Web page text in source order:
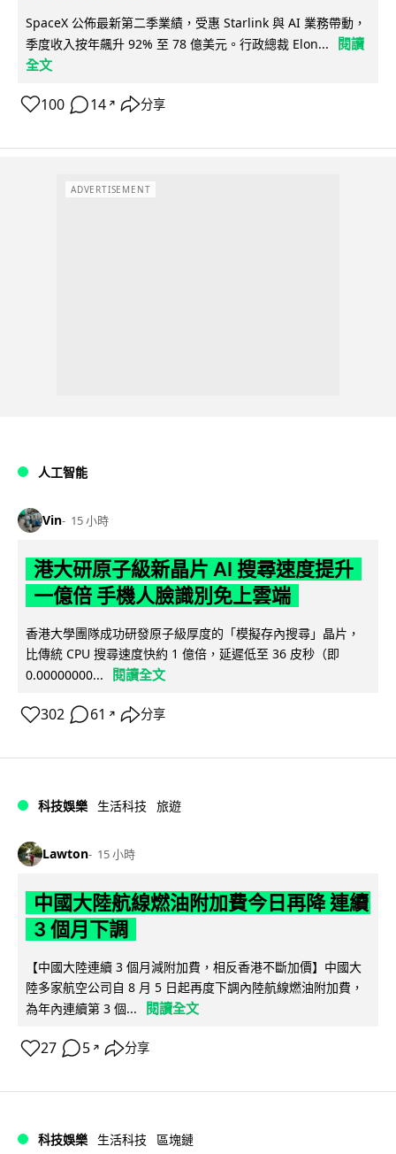
SpaceX 公佈最新第二季業績，受惠 Starlink 與 AI 業務帶動，
季度收入按年飆升 92% 至 78 億美元。行政總裁 Elon...
閱讀
全文
100 14 ↗ 分享
ADVERTISEMENT
人工智能
Vin 15 小時
港大研原子級新晶片 AI 搜尋速度提升
一億倍 手機人臉識別免上雲端
香港大學團隊成功研發原子級厚度的「模擬存內搜尋」晶片，
比傳統 CPU 搜尋速度快約 1 億倍，延遲低至 36 皮秒（即
0.00000000...
閱讀全文
302 61 ↗ 分享
科技娛樂 生活科技 旅遊
Lawton 15 小時
中國大陸航線燃油附加費今日再降 連續
3 個月下調
【中國大陸連續 3 個月減附加費，相反香港不斷加價】中國大
陸多家航空公司自 8 月 5 日起再度下調內陸航線燃油附加費，
為年內連續第 3 個...
閱讀全文
27 5 ↗ 分享
科技娛樂 生活科技 區塊鏈